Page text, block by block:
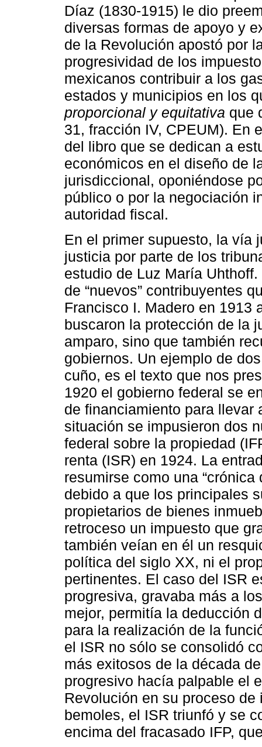
Díaz (1830-1915) le dio
diversas formas de apoyo y
de la Revolución apostó por
progresividad de los
mexicanos contribuir a los
estados y municipios en los
proporcional y equitativa que
31, fracción IV, CPEUM). En
del libro que se dedican a
económicos en el diseño de
jurisdiccional, oponiéndose
público o por la negociación
autoridad fiscal.
En el primer supuesto, la vía
justicia por parte de los
estudio de Luz María
de “nuevos” contribuyentes
Francisco I. Madero en 1913
buscaron la protección de la
amparo, sino que también
gobiernos. Un ejemplo de
cuño, es el texto que nos
1920 el gobierno federal se
de financiamiento para llevar
situación se impusieron dos
federal sobre la propiedad
renta (ISR) en 1924. La
resumirse como una
debido a que los principales
propietarios de bienes
retroceso un impuesto que
también veían en él un
política del siglo XX, ni el
pertinentes. El caso del ISR
progresiva, gravaba más a
mejor, permitía la deducción
para la realización de la
el ISR no sólo se consolidó
más exitosos de la década
progresivo hacía palpable el
Revolución en su proceso
bemoles, el ISR triunfó y se
encima del fracasado IFP,